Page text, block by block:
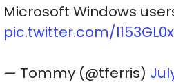
Microsoft Windows
pic.twitter.com/
— Tommy (@tferris)